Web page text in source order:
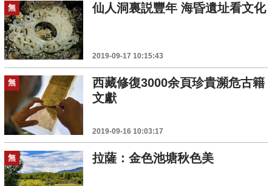
無 仙人洞裏説豐年 海昏遺址看文化
2019-09-17 10:15:43
無
西藏修復3000余頁珍貴瀕危古籍
文獻
2019-09-16 10:03:17
無 拉薩：金色池塘秋色美